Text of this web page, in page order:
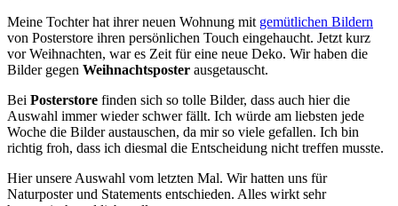
Meine Tochter hat ihrer neuen Wohnung mit gemütlichen Bildern
von Posterstore ihren persönlichen Touch eingehaucht. Jetzt kurz
vor Weihnachten, war es Zeit für eine neue Deko. Wir haben die
Bilder gegen Weihnachtsposter ausgetauscht.
Bei Posterstore finden sich so tolle Bilder, dass auch hier die
Auswahl immer wieder schwer fällt. Ich würde am liebsten jede
Woche die Bilder austauschen, da mir so viele gefallen. Ich bin
richtig froh, dass ich diesmal die Entscheidung nicht treffen musste.
Hier unsere Auswahl vom letzten Mal. Wir hatten uns für
Naturposter und Statements entschieden. Alles wirkt sehr